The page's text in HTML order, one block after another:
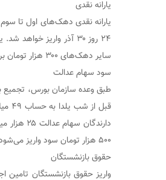
یارانه نقدی
سایر دهک‌های ۳۰۰ هزار تومان برای هر نفر است.
سود سهام عدالت
۵۰۰ هزار تومان سود واریز می‌شود. زمان دقیق واریز سود سهام عدالت هنوز مشخص نشده است.
حقوق بازنشستگان